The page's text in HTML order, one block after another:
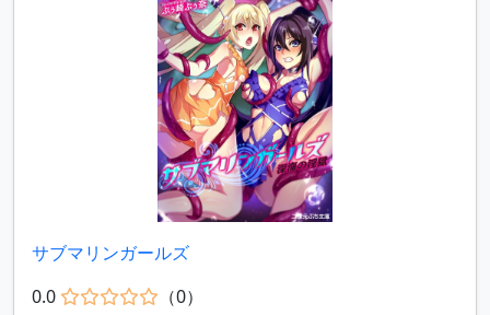
サブマリンガールズ
0.0
（0）